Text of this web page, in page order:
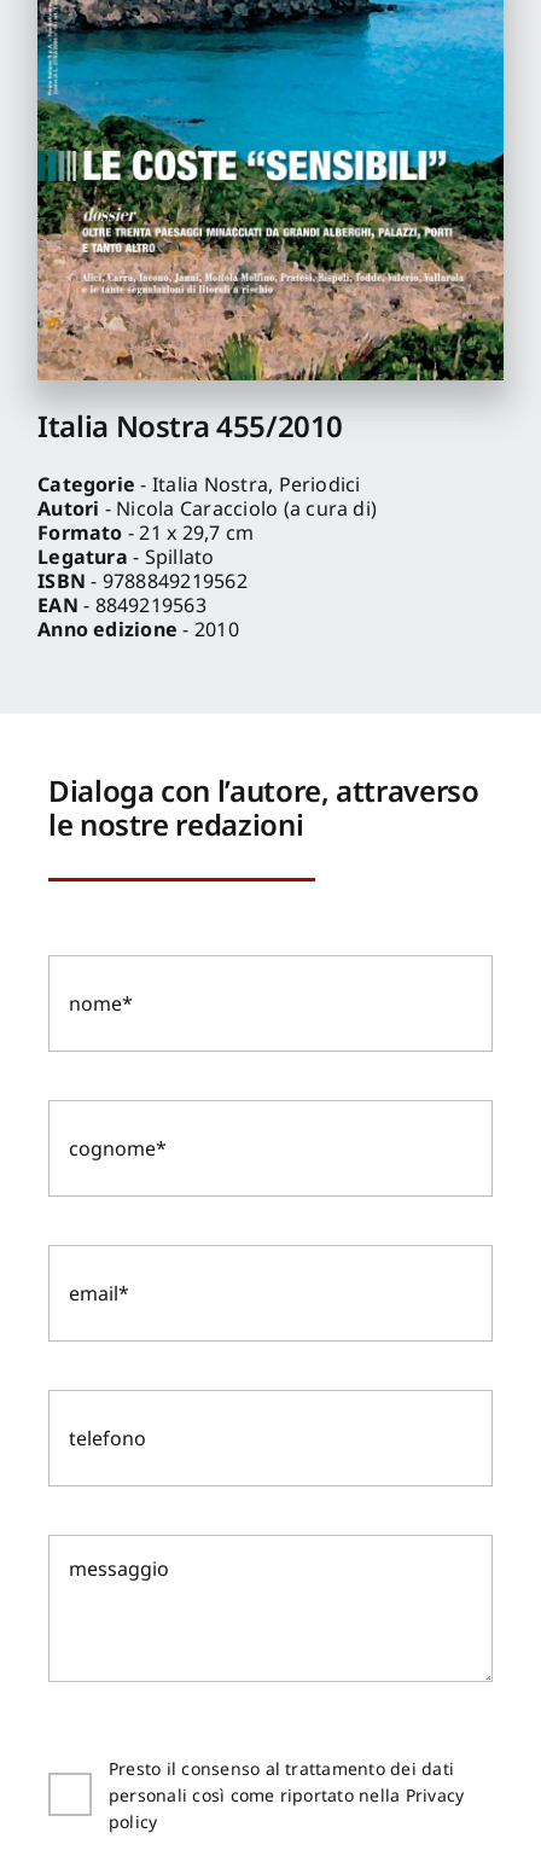
Italia Nostra 455/2010
Categorie - Italia Nostra, Periodici
Autori - Nicola Caracciolo (a cura di)
Formato - 21 x 29,7 cm
Legatura - Spillato
ISBN - 9788849219562
EAN - 8849219563
Anno edizione - 2010
Dialoga con l’autore, attraverso
le nostre redazioni
Presto il consenso al trattamento dei dati
personali così come riportato nella Privacy
policy